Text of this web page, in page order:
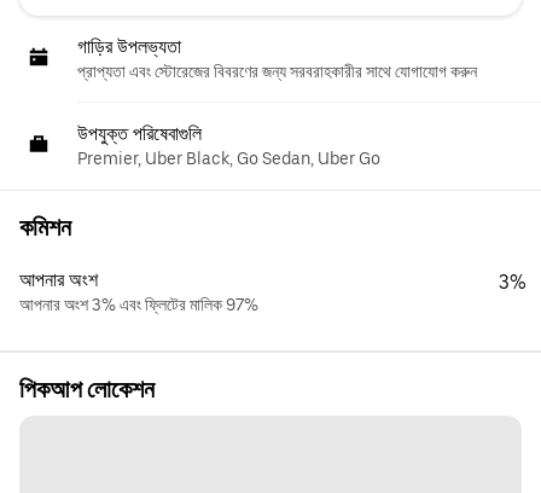
গাড়ির উপলভ্যতা
প্রাপ্যতা এবং স্টোরেজের বিবরণের জন্য সরবরাহকারীর সাথে যোগাযোগ করুন
উপযুক্ত পরিষেবাগুলি
Premier, Uber Black, Go Sedan, Uber Go
কমিশন
আপনার অংশ
আপনার অংশ 3% এবং ফ্লিটের মালিক 97%
3%
পিকআপ লোকেশন